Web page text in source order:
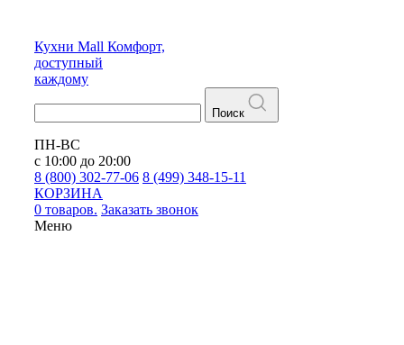
Кухни Mall Комфорт,
доступный
каждому
Поиск
ПН-ВС
с 10:00 до 20:00
8 (800) 302-77-06 8 (499) 348-15-11
КОРЗИНА
0 товаров. Заказать звонок
Меню